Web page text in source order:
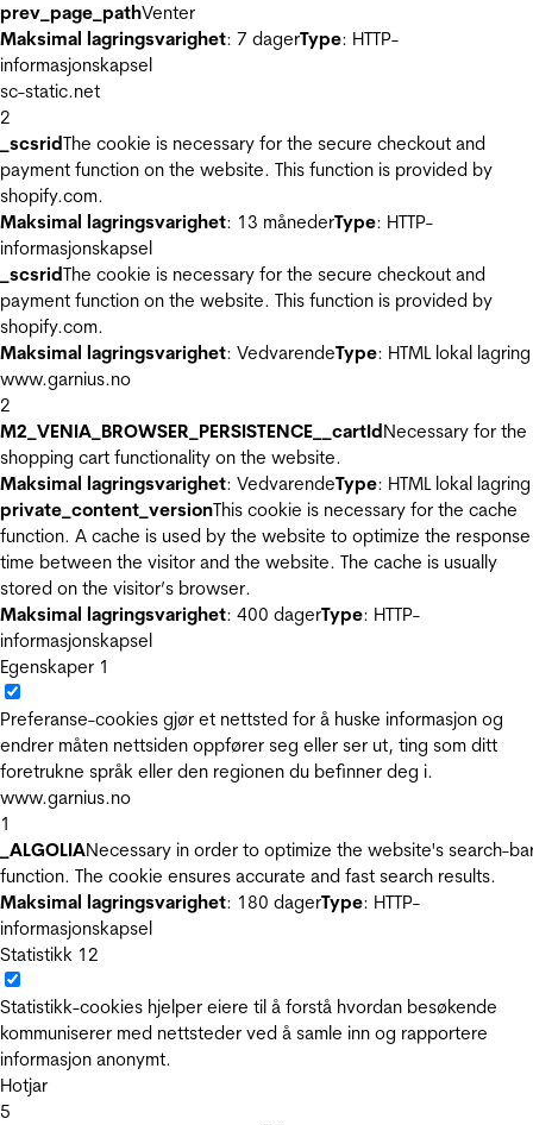
prev_page_pathVenter
Maksimal lagringsvarighet: 7 dagerType: HTTP-
informasjonskapsel
sc-static.net
2
_scsridThe cookie is necessary for the secure checkout and
payment function on the website. This function is provided by
shopify.com.
Maksimal lagringsvarighet: 13 månederType: HTTP-
informasjonskapsel
_scsridThe cookie is necessary for the secure checkout and
payment function on the website. This function is provided by
shopify.com.
Maksimal lagringsvarighet: VedvarendeType: HTML lokal lagring
www.garnius.no
2
M2_VENIA_BROWSER_PERSISTENCE__cartIdNecessary for the
shopping cart functionality on the website.
Maksimal lagringsvarighet: VedvarendeType: HTML lokal lagring
private_content_versionThis cookie is necessary for the cache
function. A cache is used by the website to optimize the response
time between the visitor and the website. The cache is usually
stored on the visitor’s browser.
Maksimal lagringsvarighet: 400 dagerType: HTTP-
informasjonskapsel
Egenskaper 1
Preferanse-cookies gjør et nettsted for å huske informasjon og
endrer måten nettsiden oppfører seg eller ser ut, ting som ditt
foretrukne språk eller den regionen du befinner deg i.
www.garnius.no
1
_ALGOLIANecessary in order to optimize the website's search-
function. The cookie ensures accurate and fast search results.
Maksimal lagringsvarighet: 180 dagerType: HTTP-
informasjonskapsel
Statistikk 12
Statistikk-cookies hjelper eiere til å forstå hvordan besøkende
kommuniserer med nettsteder ved å samle inn og rapportere
informasjon anonymt.
Hotjar
5